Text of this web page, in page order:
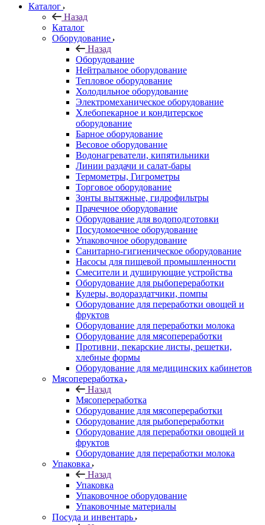
Каталог
Назад
Каталог
Оборудование
Назад
Оборудование
Нейтральное оборудование
Тепловое оборудование
Холодильное оборудование
Электромеханическое оборудование
Хлебопекарное и кондитерское
оборудование
Барное оборудование
Весовое оборудование
Водонагреватели, кипятильники
Линии раздачи и салат-бары
Термометры, Гигрометры
Торговое оборудование
Зонты вытяжные, гидрофильтры
Прачечное оборудование
Оборудование для водоподготовки
Посудомоечное оборудование
Упаковочное оборудование
Санитарно-гигиеническое оборудование
Насосы для пищевой промышленности
Смесители и душирующие устройства
Оборудование для рыбопереработки
Кулеры, водораздатчики, помпы
Оборудование для переработки овощей и
фруктов
Оборудование для переработки молока
Оборудование для мясопереработки
Противни, пекарские листы, решетки,
хлебные формы
Оборудование для медицинских кабинетов
Мясопереработка
Назад
Мясопереработка
Оборудование для мясопереработки
Оборудование для рыбопереработки
Оборудование для переработки овощей и
фруктов
Оборудование для переработки молока
Упаковка
Назад
Упаковка
Упаковочное оборудование
Упаковочные материалы
Посуда и инвентарь